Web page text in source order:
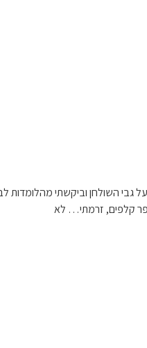
גבי השולחן וביקשתי מהלומדות
קלפים, זרמתי… לא